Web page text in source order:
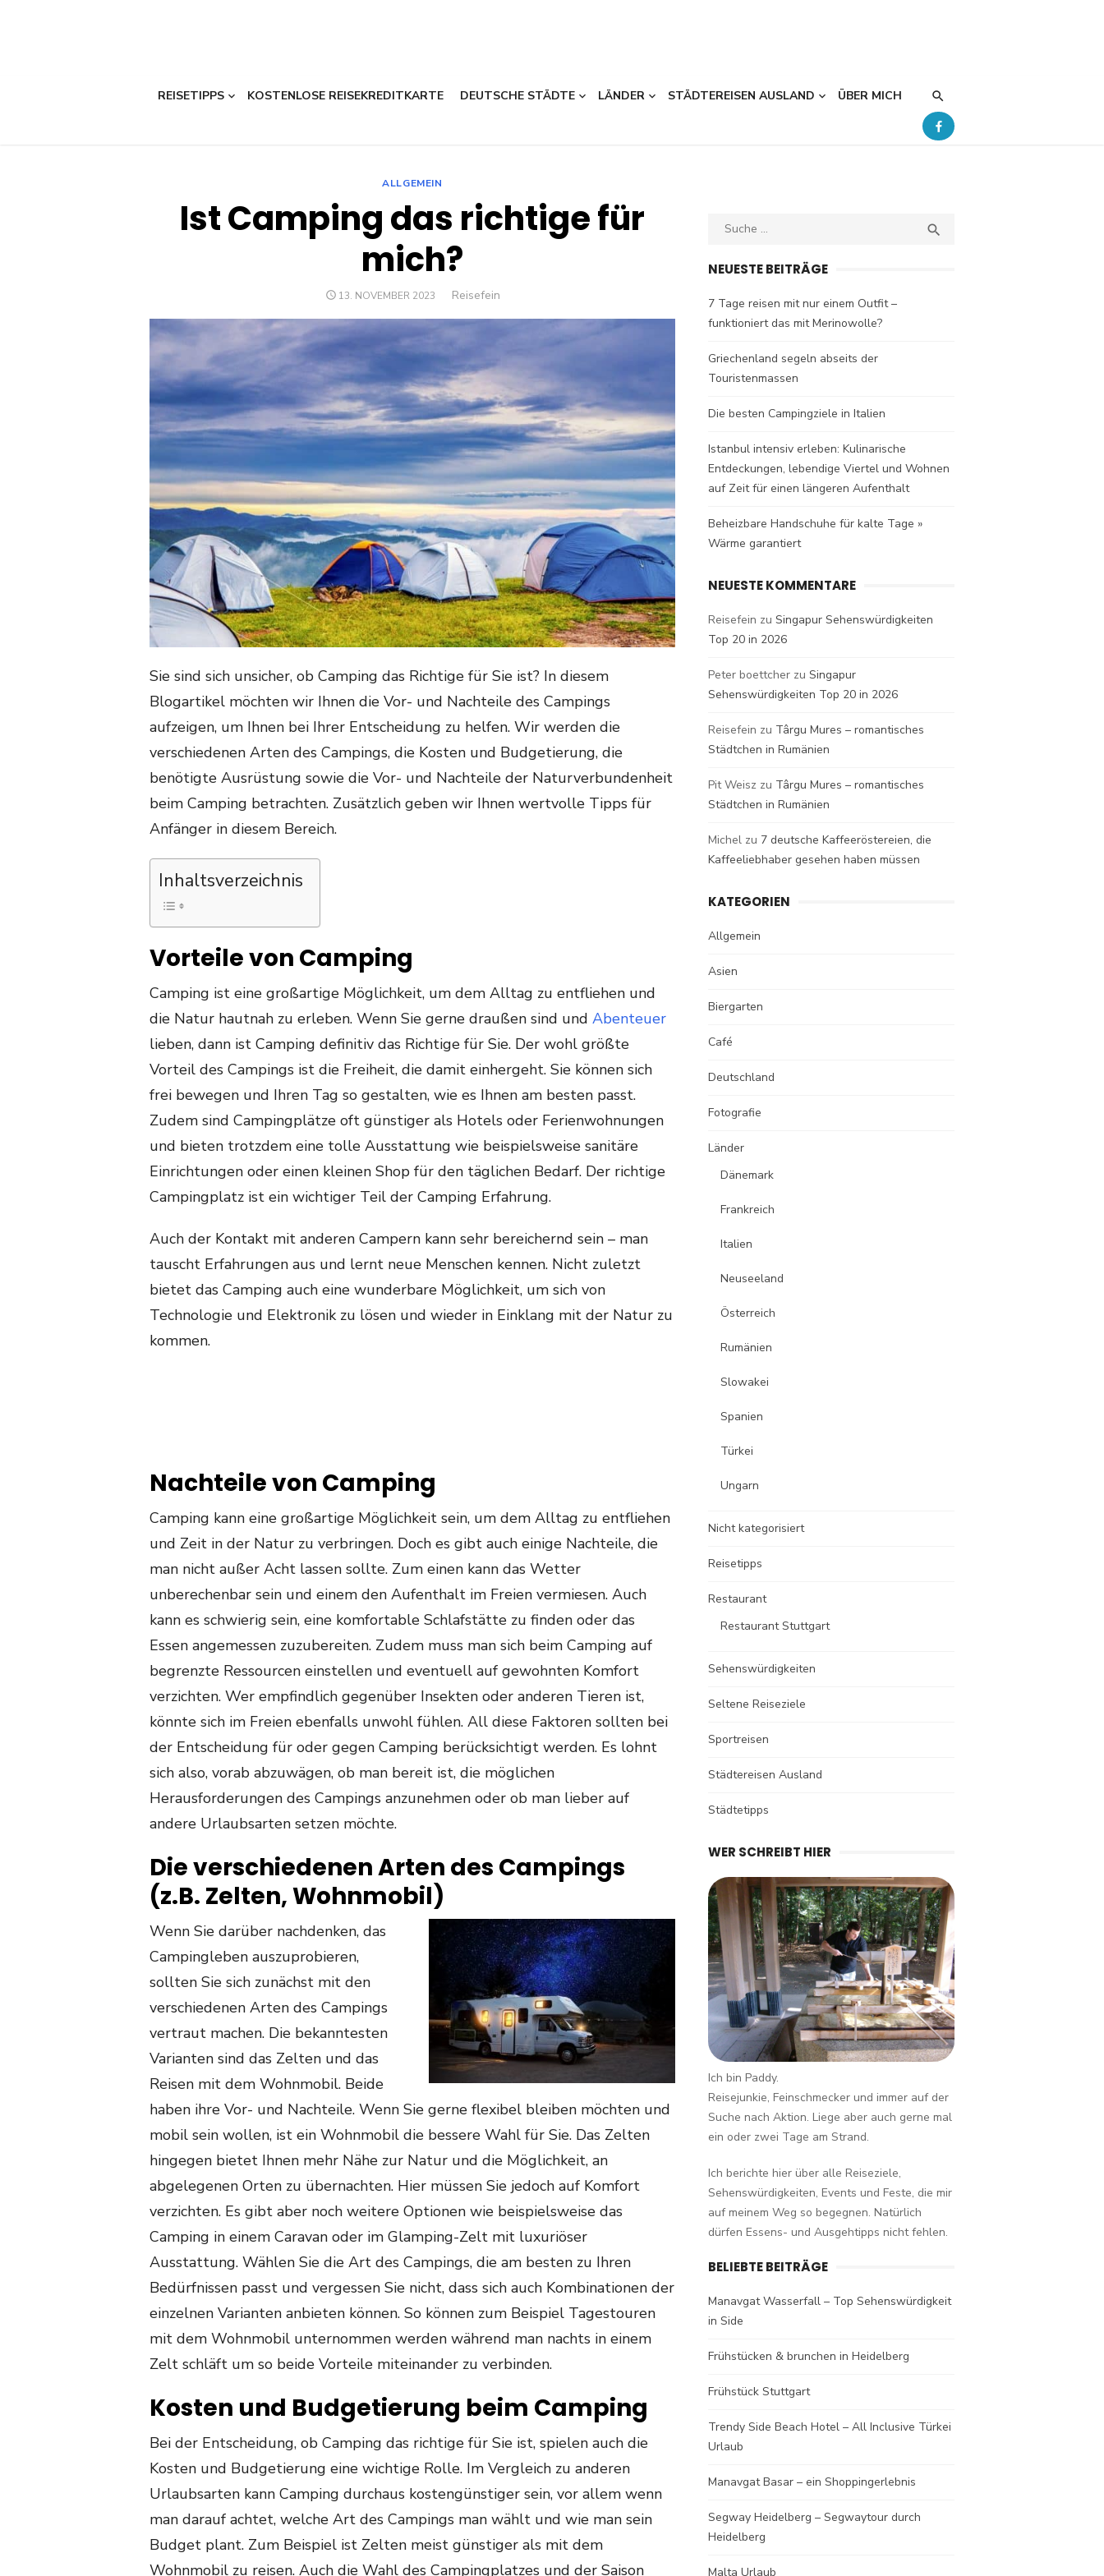
REISETIPPS KOSTENLOSE REISEKREDITKARTE DEUTSCHE STÄDTE LÄNDER STÄDTEREISEN AUSLAND ÜBER MICH
ALLGEMEIN
Ist Camping das richtige für
mich?
POSTED
13. NOVEMBER 2023 Author
Reisefein
Sie sind sich unsicher, ob Camping das Richtige für Sie ist? In diesem
Blogartikel möchten wir Ihnen die Vor- und Nachteile des Campings
aufzeigen, um Ihnen bei Ihrer Entscheidung zu helfen. Wir werden die
verschiedenen Arten des Campings, die Kosten und Budgetierung, die
benötigte Ausrüstung sowie die Vor- und Nachteile der Naturverbundenheit
beim Camping betrachten. Zusätzlich geben wir Ihnen wertvolle Tipps für
Anfänger in diesem Bereich.
Inhaltsverzeichnis
Vorteile von Camping
Camping ist eine großartige Möglichkeit, um dem Alltag zu entfliehen und
die Natur hautnah zu erleben. Wenn Sie gerne draußen sind und Abenteuer
lieben, dann ist Camping definitiv das Richtige für Sie. Der wohl größte
Vorteil des Campings ist die Freiheit, die damit einhergeht. Sie können sich
frei bewegen und Ihren Tag so gestalten, wie es Ihnen am besten passt.
Zudem sind Campingplätze oft günstiger als Hotels oder Ferienwohnungen
und bieten trotzdem eine tolle Ausstattung wie beispielsweise sanitäre
Einrichtungen oder einen kleinen Shop für den täglichen Bedarf. Der richtige
Campingplatz ist ein wichtiger Teil der Camping Erfahrung.
Auch der Kontakt mit anderen Campern kann sehr bereichernd sein – man
tauscht Erfahrungen aus und lernt neue Menschen kennen. Nicht zuletzt
bietet das Camping auch eine wunderbare Möglichkeit, um sich von
Technologie und Elektronik zu lösen und wieder in Einklang mit der Natur zu
kommen.
Nachteile von Camping
Camping kann eine großartige Möglichkeit sein, um dem Alltag zu entfliehen
und Zeit in der Natur zu verbringen. Doch es gibt auch einige Nachteile, die
man nicht außer Acht lassen sollte. Zum einen kann das Wetter
unberechenbar sein und einem den Aufenthalt im Freien vermiesen. Auch
kann es schwierig sein, eine komfortable Schlafstätte zu finden oder das
Essen angemessen zuzubereiten. Zudem muss man sich beim Camping auf
begrenzte Ressourcen einstellen und eventuell auf gewohnten Komfort
verzichten. Wer empfindlich gegenüber Insekten oder anderen Tieren ist,
könnte sich im Freien ebenfalls unwohl fühlen. All diese Faktoren sollten bei
der Entscheidung für oder gegen Camping berücksichtigt werden. Es lohnt
sich also, vorab abzuwägen, ob man bereit ist, die möglichen
Herausforderungen des Campings anzunehmen oder ob man lieber auf
andere Urlaubsarten setzen möchte.
Die verschiedenen Arten des Campings
(z.B. Zelten, Wohnmobil)
Wenn Sie darüber nachdenken, das
Campingleben auszuprobieren,
sollten Sie sich zunächst mit den
verschiedenen Arten des Campings
vertraut machen. Die bekanntesten
Varianten sind das Zelten und das
Reisen mit dem Wohnmobil. Beide
haben ihre Vor- und Nachteile. Wenn Sie gerne flexibel bleiben möchten und
mobil sein wollen, ist ein Wohnmobil die bessere Wahl für Sie. Das Zelten
hingegen bietet Ihnen mehr Nähe zur Natur und die Möglichkeit, an
abgelegenen Orten zu übernachten. Hier müssen Sie jedoch auf Komfort
verzichten. Es gibt aber noch weitere Optionen wie beispielsweise das
Camping in einem Caravan oder im Glamping-Zelt mit luxuriöser
Ausstattung. Wählen Sie die Art des Campings, die am besten zu Ihren
Bedürfnissen passt und vergessen Sie nicht, dass sich auch Kombinationen der
einzelnen Varianten anbieten können. So können zum Beispiel Tagestouren
mit dem Wohnmobil unternommen werden während man nachts in einem
Zelt schläft um so beide Vorteile miteinander zu verbinden.
Kosten und Budgetierung beim Camping
Bei der Entscheidung, ob Camping das richtige für Sie ist, spielen auch die
Kosten und Budgetierung eine wichtige Rolle. Im Vergleich zu anderen
Urlaubsarten kann Camping durchaus kostengünstiger sein, vor allem wenn
man darauf achtet, welche Art des Campings man wählt und wie man sein
Budget plant. Zum Beispiel ist Zelten meist günstiger als mit dem
Wohnmobil zu reisen. Auch die Wahl des Campingplatzes und der Saison
Search

NEUESTE BEITRÄGE
7 Tage reisen mit nur einem Outfit –
funktioniert das mit Merinowolle?
Griechenland segeln abseits der
Touristenmassen
Die besten Campingziele in Italien
Istanbul intensiv erleben: Kulinarische
Entdeckungen, lebendige Viertel und Wohnen
auf Zeit für einen längeren Aufenthalt
Beheizbare Handschuhe für kalte Tage »
Wärme garantiert
NEUESTE KOMMENTARE
Reisefein zu Singapur Sehenswürdigkeiten
Top 20 in 2026
Peter boettcher zu Singapur
Sehenswürdigkeiten Top 20 in 2026
Reisefein zu Târgu Mures – romantisches
Städtchen in Rumänien
Pit Weisz zu Târgu Mures – romantisches
Städtchen in Rumänien
Michel zu 7 deutsche Kaffeeröstereien, die
Kaffeeliebhaber gesehen haben müssen
KATEGORIEN
Allgemein
Asien
Biergarten
Café
Deutschland
Fotografie
Länder
Dänemark
Frankreich
Italien
Neuseeland
Österreich
Rumänien
Slowakei
Spanien
Türkei
Ungarn
Nicht kategorisiert
Reisetipps
Restaurant
Restaurant Stuttgart
Sehenswürdigkeiten
Seltene Reiseziele
Sportreisen
Städtereisen Ausland
Städtetipps
WER SCHREIBT HIER
Ich bin Paddy.
Reisejunkie, Feinschmecker und immer auf der
Suche nach Aktion. Liege aber auch gerne mal
ein oder zwei Tage am Strand.
Ich berichte hier über alle Reiseziele,
Sehenswürdigkeiten, Events und Feste, die mir
auf meinem Weg so begegnen. Natürlich
dürfen Essens- und Ausgehtipps nicht fehlen.
BELIEBTE BEITRÄGE
Manavgat Wasserfall – Top Sehenswürdigkeit
in Side
Frühstücken & brunchen in Heidelberg
Frühstück Stuttgart
Trendy Side Beach Hotel – All Inclusive Türkei
Urlaub
Manavgat Basar – ein Shoppingerlebnis
Segway Heidelberg – Segwaytour durch
Heidelberg
Malta Urlaub